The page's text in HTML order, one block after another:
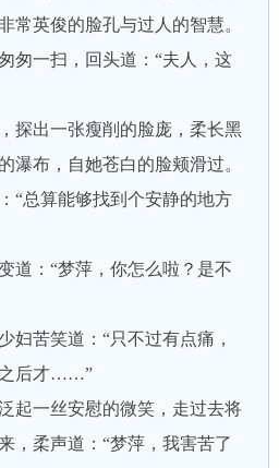
英俊的脸孔与过人的智慧。
一扫，回头道：“夫人，这
出一张瘦削的脸庞，柔长黑
瀑布，自她苍白的脸颊滑过。
总算能够找到个安静的地方
：“梦萍，你怎么啦？是不
苦笑道：“只不过有点痛，
之后才……”
一丝安慰的微笑，走过去将
，柔声道：“梦萍，我害苦了